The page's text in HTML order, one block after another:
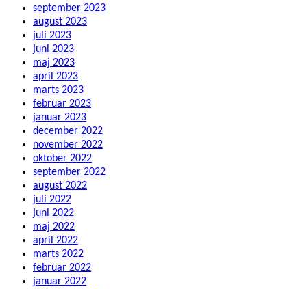
september 2023
august 2023
juli 2023
juni 2023
maj 2023
april 2023
marts 2023
februar 2023
januar 2023
december 2022
november 2022
oktober 2022
september 2022
august 2022
juli 2022
juni 2022
maj 2022
april 2022
marts 2022
februar 2022
januar 2022